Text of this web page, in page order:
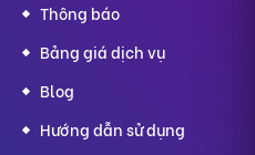
Thông báo
Bảng giá dịch vụ
Blog
Hướng dẫn sử dụng